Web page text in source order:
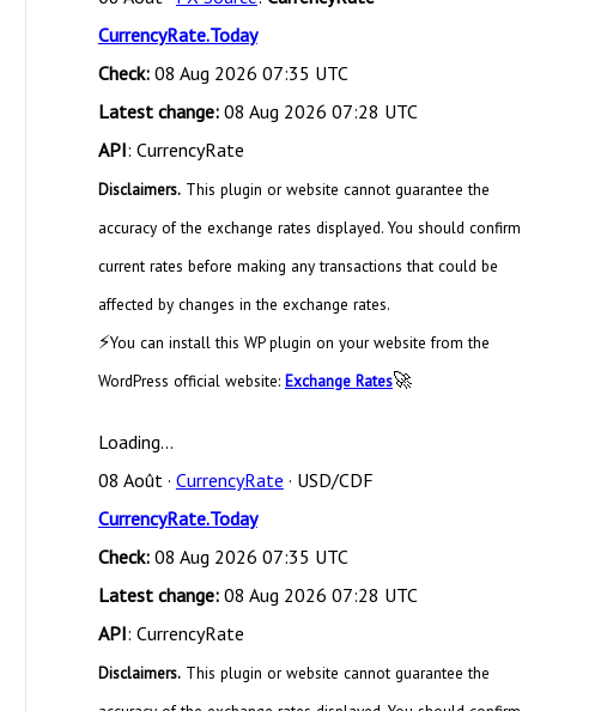
CurrencyRate.Today
Check:08 Aug 2026 07:35 UTC
Latest change:08 Aug 2026 07:28 UTC
API: CurrencyRate
Disclaimers.This plugin or website cannot guarantee the
accuracy of the exchange rates displayed. You should confirm
current rates before making any transactions that could be
affected by changes in the exchange rates.
⚡You can install this WP plugin on your website from the
WordPress official website: Exchange Rates🚀
Loading...
08 Août · CurrencyRate · USD/CDF
CurrencyRate.Today
Check:08 Aug 2026 07:35 UTC
Latest change:08 Aug 2026 07:28 UTC
API: CurrencyRate
Disclaimers.This plugin or website cannot guarantee the